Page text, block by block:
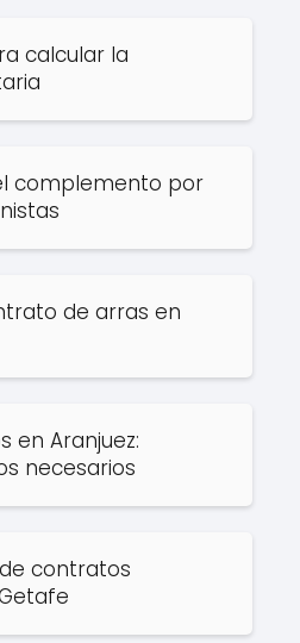
calcular la
complemento por
de arras en
en Aranjuez:
necesarios
contratos